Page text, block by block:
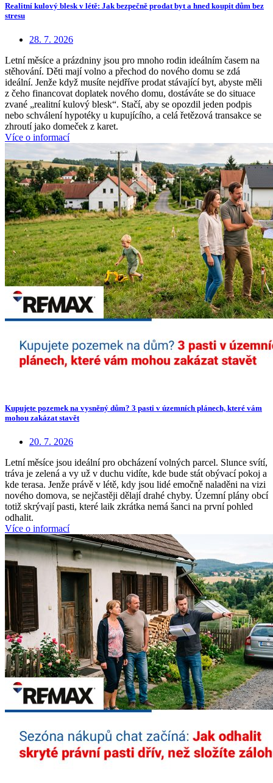
Realitní kulový blesk v létě: Jak bezpečně prodat byt a hned koupit dům bez
stresu
28. 7. 2026
Letní měsíce a prázdniny jsou pro mnoho rodin ideálním časem na
stěhování. Děti mají volno a přechod do nového domu se zdá
ideální. Jenže když musíte nejdříve prodat stávající byt, abyste měli
z čeho financovat doplatek nového domu, dostáváte se do situace
zvané „realitní kulový blesk“. Stačí, aby se opozdil jeden podpis
nebo schválení hypotéky u kupujícího, a celá řetězová transakce se
zhroutí jako domeček z karet.
Více o informací
Kupujete pozemek na vysněný dům? 3 pasti v územních plánech, které vám
mohou zakázat stavět
20. 7. 2026
Letní měsíce jsou ideální pro obcházení volných parcel. Slunce svítí,
tráva je zelená a vy už v duchu vidíte, kde bude stát obývací pokoj a
kde terasa. Jenže právě v létě, kdy jsou lidé emočně naladěni na vizi
nového domova, se nejčastěji dělají drahé chyby. Územní plány obcí
totiž skrývají pasti, které laik zkrátka nemá šanci na první pohled
odhalit.
Více o informací